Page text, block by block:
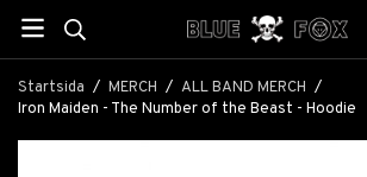
Startsida / MERCH / ALL BAND MERCH /
Iron Maiden - The Number of the Beast - Hoodie